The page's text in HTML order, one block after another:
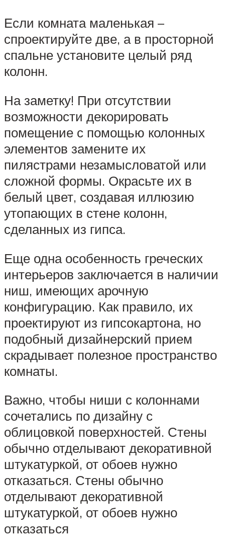
Если комната маленькая –
спроектируйте две, а в просторной
спальне установите целый ряд
колонн.
На заметку! При отсутствии
возможности декорировать
помещение с помощью колонных
элементов замените их
пилястрами незамысловатой или
сложной формы. Окрасьте их в
белый цвет, создавая иллюзию
утопающих в стене колонн,
сделанных из гипса.
Еще одна особенность греческих
интерьеров заключается в наличии
ниш, имеющих арочную
конфигурацию. Как правило, их
проектируют из гипсокартона, но
подобный дизайнерский прием
скрадывает полезное пространство
комнаты.
Важно, чтобы ниши с колоннами
сочетались по дизайну с
облицовкой поверхностей. Стены
обычно отделывают декоративной
штукатуркой, от обоев нужно
отказаться. Стены обычно
отделывают декоративной
штукатуркой, от обоев нужно
отказаться